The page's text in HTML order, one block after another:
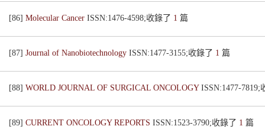
[86] Molecular Cancer ISSN:1476-4598;收錄了 1 篇
[87] Journal of Nanobiotechnology ISSN:1477-3155;收錄了 1 篇
[88] WORLD JOURNAL OF SURGICAL ONCOLOGY ISSN:1477-7819;
[89] CURRENT ONCOLOGY REPORTS ISSN:1523-3790;收錄了 1 篇